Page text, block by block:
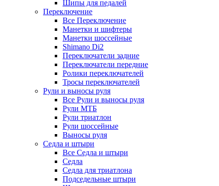
Шипы для педалей
Переключение
Все Переключение
Манетки и шифтеры
Манетки шоссейные
Shimano Di2
Переключатели задние
Переключатели передние
Ролики переключателей
Тросы переключателей
Рули и выносы руля
Все Рули и выносы руля
Рули МТБ
Рули триатлон
Рули шоссейные
Выносы руля
Седла и штыри
Все Седла и штыри
Седла
Седла для триатлона
Подседельные штыри